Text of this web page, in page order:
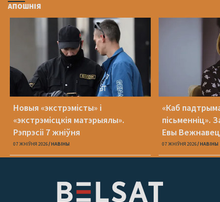
АПОШНІЯ
Новыя «экстрэмісты» і
«экстрэмісцкія матэрыялы».
Рэпрэсіі 7 жніўня
07 ЖНІЎНЯ 2026 НАВІНЫ
«Каб
пісьменніц».
Евы Вежнавец
07 ЖНІЎНЯ 2026 НАВІНЫ